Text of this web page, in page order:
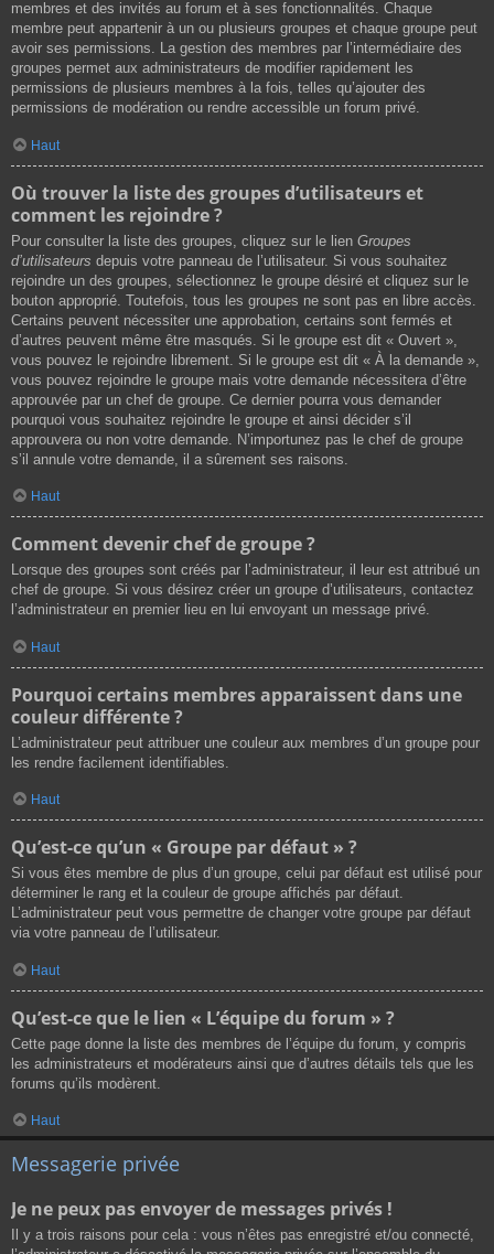
membres et des invités au forum et à ses fonctionnalités. Chaque
membre peut appartenir à un ou plusieurs groupes et chaque groupe peut
avoir ses permissions. La gestion des membres par l’intermédiaire des
groupes permet aux administrateurs de modifier rapidement les
permissions de plusieurs membres à la fois, telles qu’ajouter des
permissions de modération ou rendre accessible un forum privé.
Haut
Où trouver la liste des groupes d’utilisateurs et
comment les rejoindre ?
Pour consulter la liste des groupes, cliquez sur le lien Groupes
d’utilisateurs depuis votre panneau de l’utilisateur. Si vous souhaitez
rejoindre un des groupes, sélectionnez le groupe désiré et cliquez sur le
bouton approprié. Toutefois, tous les groupes ne sont pas en libre accès.
Certains peuvent nécessiter une approbation, certains sont fermés et
d’autres peuvent même être masqués. Si le groupe est dit « Ouvert »,
vous pouvez le rejoindre librement. Si le groupe est dit « À la demande »,
vous pouvez rejoindre le groupe mais votre demande nécessitera d’être
approuvée par un chef de groupe. Ce dernier pourra vous demander
pourquoi vous souhaitez rejoindre le groupe et ainsi décider s’il
approuvera ou non votre demande. N’importunez pas le chef de groupe
s’il annule votre demande, il a sûrement ses raisons.
Haut
Comment devenir chef de groupe ?
Lorsque des groupes sont créés par l’administrateur, il leur est attribué un
chef de groupe. Si vous désirez créer un groupe d’utilisateurs, contactez
l’administrateur en premier lieu en lui envoyant un message privé.
Haut
Pourquoi certains membres apparaissent dans une
couleur différente ?
L’administrateur peut attribuer une couleur aux membres d’un groupe pour
les rendre facilement identifiables.
Haut
Qu’est-ce qu’un « Groupe par défaut » ?
Si vous êtes membre de plus d’un groupe, celui par défaut est utilisé pour
déterminer le rang et la couleur de groupe affichés par défaut.
L’administrateur peut vous permettre de changer votre groupe par défaut
via votre panneau de l’utilisateur.
Haut
Qu’est-ce que le lien « L’équipe du forum » ?
Cette page donne la liste des membres de l’équipe du forum, y compris
les administrateurs et modérateurs ainsi que d’autres détails tels que les
forums qu’ils modèrent.
Haut
Messagerie privée
Je ne peux pas envoyer de messages privés !
Il y a trois raisons pour cela : vous n’êtes pas enregistré et/ou connecté,